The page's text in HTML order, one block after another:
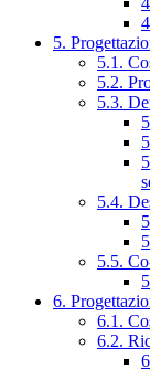
5.
5.1.
5.2.
5.3.
5.4.
5.5.
6.
6.1.
6.2.